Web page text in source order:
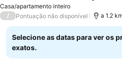
Casa/apartamento inteiro
/ Pontuação não disponível a 1.2
Selecione as datas para ver os
exatos.